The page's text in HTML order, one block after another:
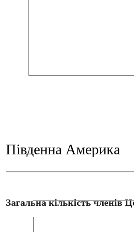
Південна Америка
Загальна кількість членів